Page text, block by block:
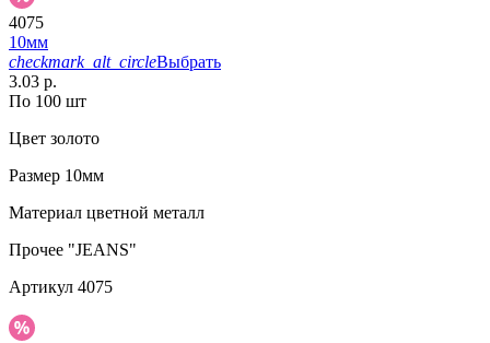
4075
10мм
checkmark_alt_circleВыбрать
3.03 р.
По 100 шт
Цвет золото
Размер 10мм
Материал цветной металл
Прочее "JEANS"
Артикул 4075